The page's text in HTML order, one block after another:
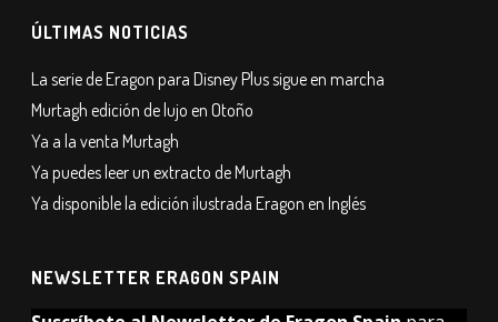
ÚLTIMAS NOTICIAS
La serie de Eragon para Disney Plus sigue en marcha
Murtagh edición de lujo en Otoño
Ya a la venta Murtagh
Ya puedes leer un extracto de Murtagh
Ya disponible la edición ilustrada Eragon en Inglés
NEWSLETTER ERAGON SPAIN